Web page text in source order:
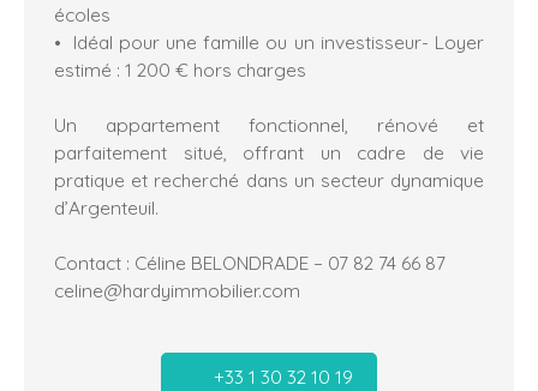
écoles
Idéal pour une famille ou un investisseur- Loyer
estimé : 1 200 € hors charges
Un appartement fonctionnel, rénové et
parfaitement situé, offrant un cadre de vie
pratique et recherché dans un secteur dynamique
d’Argenteuil.
Contact : Céline BELONDRADE – 07 82 74 66 87
celine@hardyimmobilier.com
+33 1 30 32 10 19